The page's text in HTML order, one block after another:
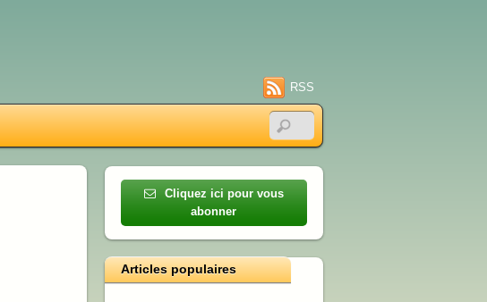
RSS
Cliquez ici pour vous
abonner
Articles populaires